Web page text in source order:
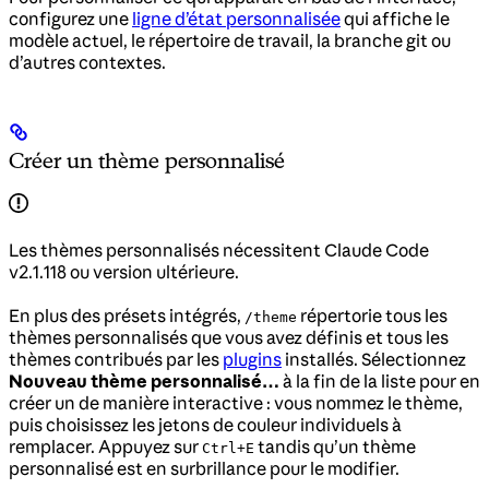
configurez une ligne d’état personnaliséequi affiche le
modèle actuel, le répertoire de travail, la branche git ou
d’autres contextes.
Créer un thème personnalisé
Les thèmes personnalisés nécessitent Claude Code
v2.1.118 ou version ultérieure.
En plus des présets intégrés, /theme répertorie tous les
thèmes personnalisés que vous avez définis et tous les
thèmes contribués par les plugins installés. Sélectionnez
Nouveau thème personnalisé… à la fin de la liste pour en
créer un de manière interactive : vous nommez le thème,
puis choisissez les jetons de couleur individuels à
remplacer. Appuyez sur Ctrl+E tandis qu’un thème
personnalisé est en surbrillance pour le modifier.